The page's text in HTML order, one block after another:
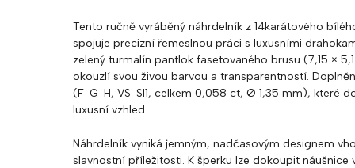
Tento ručně vyráběný náhrdelník z 14karátového
spojuje precizní řemeslnou práci s luxusními
zelený turmalín pantlok fasetovaného brusu (7,15 ×
okouzlí svou živou barvou a transparentností.
(F-G-H, VS-SI1, celkem 0,058 ct, Ø 1,35 mm), které
luxusní vzhled.
Náhrdelník vyniká jemným, nadčasovým designem
slavnostní příležitosti. K šperku lze dokoupit